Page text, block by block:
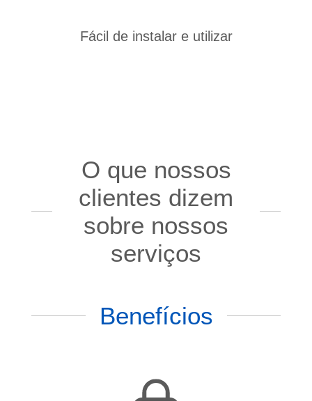
Fácil de instalar e utilizar
O que nossos
clientes dizem
sobre nossos
serviços
Benefícios